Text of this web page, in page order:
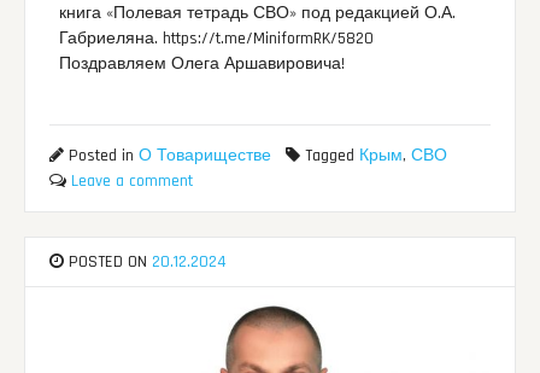
книга «Полевая тетрадь СВО» под редакцией О.А.
Габриеляна. https://t.me/MiniformRK/5820
Поздравляем Олега Аршавировича!
Posted inО Товариществе Tagged Крым,СВО
Leave a comment
POSTED ON 20.12.2024